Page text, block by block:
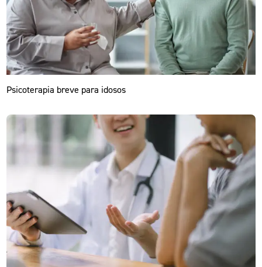
Psicoterapia breve para idosos